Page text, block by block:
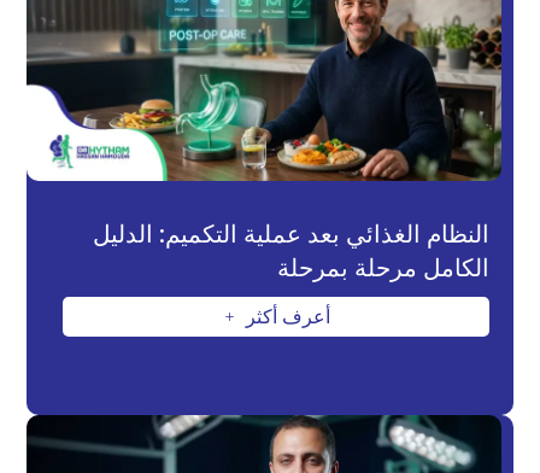
النظام الغذائي بعد عملية التكميم: الدليل
الكامل مرحلة بمرحلة
أعرف أكثر L